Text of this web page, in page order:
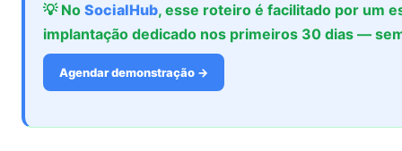
💡 No SocialHub, esse roteiro é facilitado por um
implantação dedicado nos primeiros 30 dias —
Agendar demonstração →